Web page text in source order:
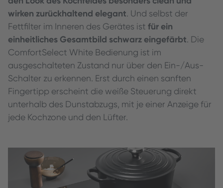
wirken zurückhaltend elegant. Und selbst der
Fettfilter im Inneren des Gerätes ist für ein
einheitliches Gesamtbild schwarz eingefärbt. Die
ComfortSelect White Bedienung ist im
ausgeschalteten Zustand nur über den Ein-/Aus-
Schalter zu erkennen. Erst durch einen sanften
Fingertipp erscheint die weiße Steuerung direkt
unterhalb des Dunstabzugs, mit je einer Anzeige für
jede Kochzone und den Lüfter.